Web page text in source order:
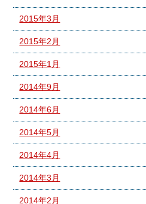
2015年3月
2015年2月
2015年1月
2014年9月
2014年6月
2014年5月
2014年4月
2014年3月
2014年2月